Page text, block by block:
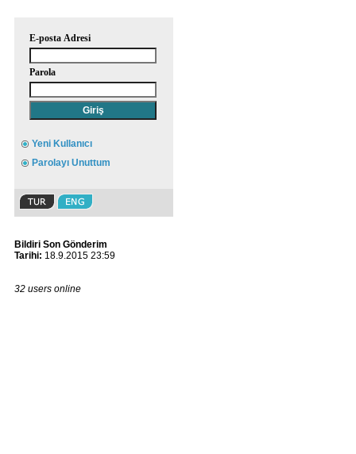
E-posta Adresi
Parola
Yeni Kullanıcı
Parolayı Unuttum
Bildiri Son Gönderim
Tarihi: 18.9.2015 23:59
32 users online